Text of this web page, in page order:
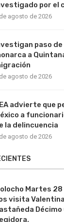
por el
agosto de 2026
paso
a
agosto de 2026
advierte que
a
la delincuencia
agosto de 2026
Martes
visita